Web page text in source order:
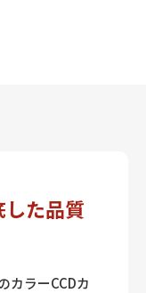
た品質
カラーCCDカ